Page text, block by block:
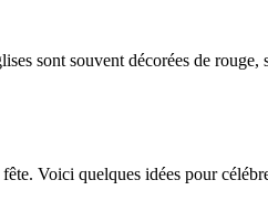
sont souvent décorées de
Voici quelques idées pour